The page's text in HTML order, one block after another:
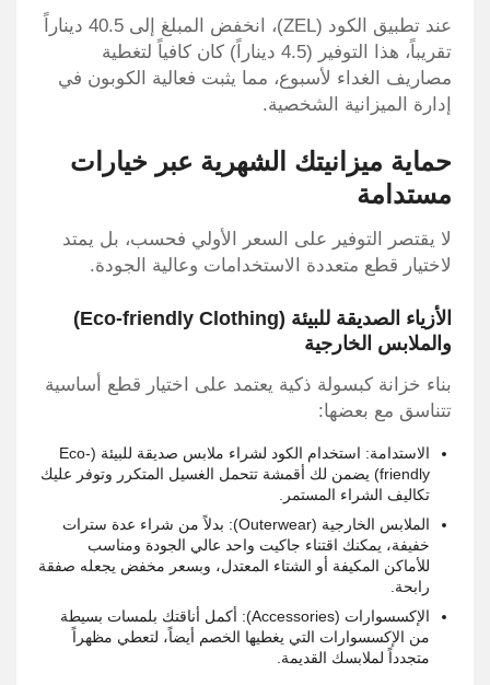
عند تطبيق الكود (ZEL)، انخفض المبلغ إلى 40.5 ديناراً
تقريباً، هذا التوفير (4.5 ديناراً) كان كافياً لتغطية
مصاريف الغداء لأسبوع، مما يثبت فعالية الكوبون في
إدارة الميزانية الشخصية.
حماية ميزانيتك الشهرية عبر خيارات
مستدامة
لا يقتصر التوفير على السعر الأولي فحسب، بل يمتد
لاختيار قطع متعددة الاستخدامات وعالية الجودة.
الأزياء الصديقة للبيئة (Eco-friendly Clothing)
والملابس الخارجية
بناء خزانة كبسولة ذكية يعتمد على اختيار قطع أساسية
تتناسق مع بعضها:
الاستدامة: استخدام الكود لشراء ملابس صديقة للبيئة (Eco-
friendly) يضمن لك أقمشة تتحمل الغسيل المتكرر وتوفر عليك
تكاليف الشراء المستمر.
الملابس الخارجية (Outerwear): بدلاً من شراء عدة سترات
خفيفة، يمكنك اقتناء جاكيت واحد عالي الجودة ومناسب
للأماكن المكيفة أو الشتاء المعتدل، وبسعر مخفض يجعله صفقة
رابحة.
الإكسسوارات (Accessories): أكمل أناقتك بلمسات بسيطة
من الإكسسوارات التي يغطيها الخصم أيضاً، لتعطي مظهراً
متجدداً لملابسك القديمة.